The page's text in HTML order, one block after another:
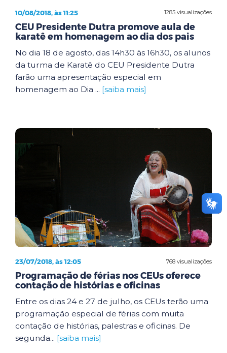
1285 visualizações
10/08/2018, às 11:25
CEU Presidente Dutra promove aula de
karatê em homenagem ao dia dos pais
No dia 18 de agosto, das 14h30 às 16h30, os alunos
da turma de Karatê do CEU Presidente Dutra
farão uma apresentação especial em
homenagem ao Dia ... [saiba mais]
768 visualizações
23/07/2018, às 12:05
Programação de férias nos CEUs oferece
contação de histórias e oficinas
Entre os dias 24 e 27 de julho, os CEUs terão uma
programação especial de férias com muita
contação de histórias, palestras e oficinas. De
segunda... [saiba mais]